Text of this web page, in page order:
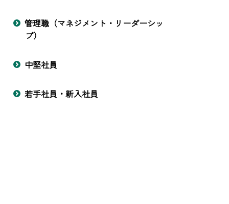
管理職（マネジメント・リーダーシッ
プ）
中堅社員
若手社員・新入社員